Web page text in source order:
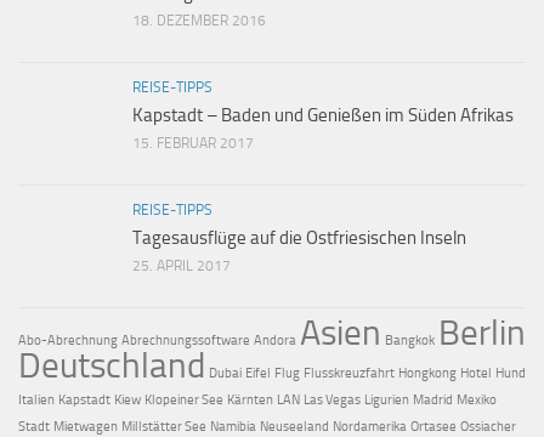
18. DEZEMBER 2016
REISE-TIPPS
Kapstadt – Baden und Genießen im Süden Afrikas
15. FEBRUAR 2017
REISE-TIPPS
Tagesausflüge auf die Ostfriesischen Inseln
25. APRIL 2017
Abo-Abrechnung Abrechnungssoftware Andora Asien Bangkok Berlin
Deutschland Dubai Eifel Flug Flusskreuzfahrt Hongkong Hotel
Hund
Italien Kapstadt Kiew Klopeiner See Kärnten LAN Las Vegas Ligurien Madrid Mexiko
Stadt Mietwagen Millstätter See Namibia Neuseeland Nordamerika Ortasee Ossiacher